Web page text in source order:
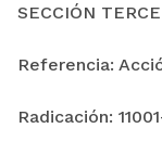
SECCIÓN
Referencia:
Radicación: